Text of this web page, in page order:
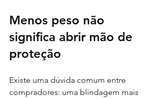
Menos peso não
significa abrir mão de
proteção
Existe uma dúvida comum entre
compradores: uma blindagem mais